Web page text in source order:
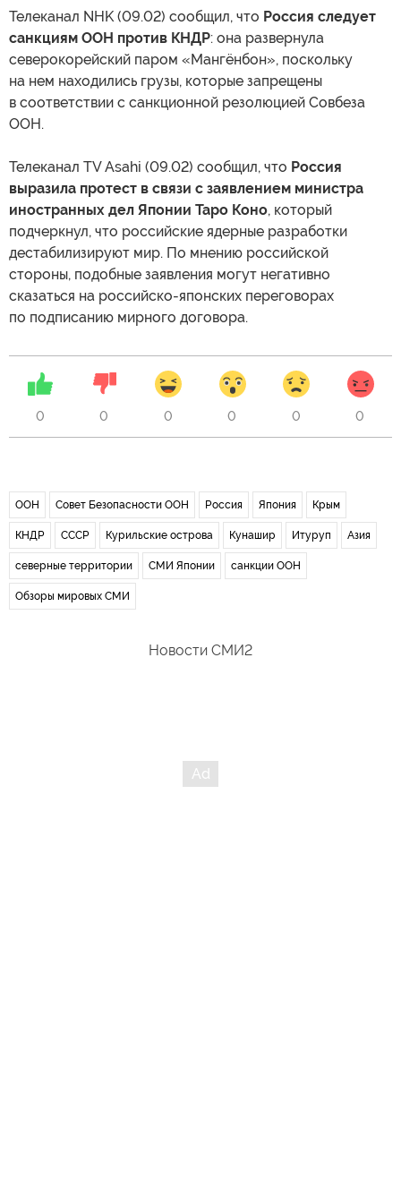
Телеканал NHK (09.02) сообщил, что Россия следует
санкциям ООН против КНДР: она развернула
северокорейский паром «Мангёнбон», поскольку
на нем находились грузы, которые запрещены
в соответствии с санкционной резолюцией Совбеза
ООН.
Телеканал TV Asahi (09.02) сообщил, что Россия
выразила протест в связи с заявлением министра
иностранных дел Японии Таро Коно, который
подчеркнул, что российские ядерные разработки
дестабилизируют мир. По мнению российской
стороны, подобные заявления могут негативно
сказаться на российско-японских переговорах
по подписанию мирного договора.
0 0 0 0 0 0
ООН Совет Безопасности ООН Россия Япония Крым
КНДР СССР Курильские острова Кунашир Итуруп Азия
северные территории СМИ Японии санкции ООН
Обзоры мировых СМИ
Новости СМИ2